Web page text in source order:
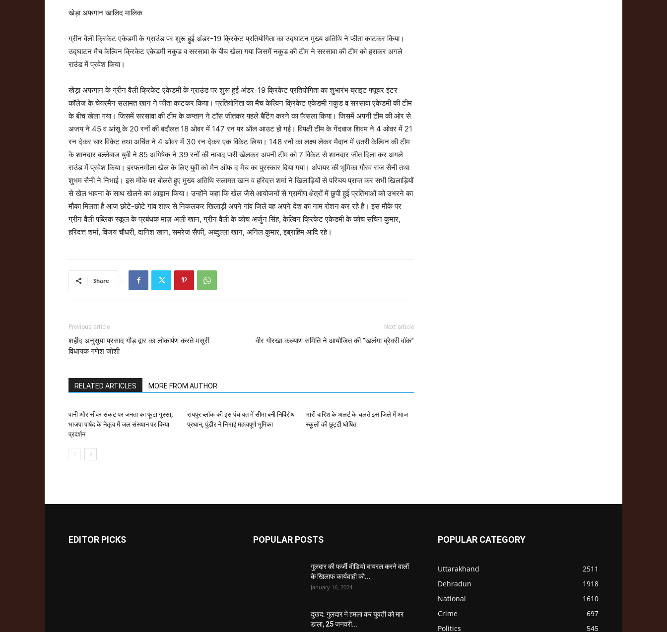
खेड़ा अफगान खालिद मालिक
ग्रीन वैली क्रिकेट एकेडमी के ग्राउंड पर शुरू हुई अंडर-19 क्रिकेट प्रतियोगिता का उद्घाटन मुख्य अतिथि ने फीता काटकर किया।
उद्घाटन मैच केल्विन क्रिकेट एकेडमी नकुड व सरसावा के बीच खेला गया जिसमें नकुड की टीम ने सरसावा की टीम को हराकर अगले
राउंड में प्रवेश किया।
खेड़ा अफगान के ग्रीन वैली क्रिकेट एकेडमी के ग्राउंड पर शुरू हुई अंडर-19 क्रिकेट प्रतियोगिता का शुभारंभ ब्राइट फ्यूचर इंटर
कॉलेज के चेयरमैन सलामत खान ने फीता काटकर किया। प्रतियोगिता का मैच केल्विन क्रिकेट एकेडमी नकुड व सरसावा एकेडमी की टीम
के बीच खेला गया। जिसमें सरसावा की टीम के कप्तान ने टॉस जीतकर पहले बैटिंग करने का फैसला किया। जिसमें अपनी टीम की ओर से
अजय ने 45 व आंसू के 20 रनों की बदौलत 18 ओवर में 147 रन पर ऑल आउट हो गई। विपक्षी टीम के गेंदबाज शिवम ने 4 ओवर में 21
रन देकर चार विकेट तथा अर्चित ने 4 ओवर में 30 रन देकर एक विकेट लिया। 148 रनों का लक्ष्य लेकर मैदान में उतरी केल्विन की टीम
के शानदार बल्लेबाज युवी ने 85 अभिषेक ने 39 रनों की नाबाद पारी खेलकर अपनी टीम को 7 विकेट से शानदार जीत दिला कर अगले
राउंड में प्रवेश किया। हरफनमौला खेल के लिए युवी को मैन ऑफ द मैच का पुरस्कार दिया गया। अंपायर की भूमिका गौरव राज सैनी तथा
शुभम सैनी ने निभाई। इस मौके पर बोलते हुए मुख्य अतिथि सलामत खान व हरिदत्त शर्मा ने खिलाड़ियों से परिचय प्राप्त कर सभी खिलाड़ियों
से खेल भावना के साथ खेलने का आह्वान किया। उन्होंने कहा कि खेल जैसे आयोजनों से ग्रामीण क्षेत्रों में छुपी हुई प्रतिभाओं को उभरने का
मौका मिलता है आज छोटे-छोटे गांव शहर से निकलकर खिलाड़ी अपने गांव जिले वह अपने देश का नाम रोशन कर रहे हैं। इस मौके पर
ग्रीन वैली पब्लिक स्कूल के प्रबंधक माज़ अली खान, ग्रीन वैली के कोच अर्जुन सिंह, केल्विन क्रिकेट एकेडमी के कोच सचिन कुमार,
हरिदत्त शर्मा, विजय चौधरी, दानिश खान, समरेज सैफी, अब्दुल्ला खान, अनिल कुमार, इब्राहिम आदि रहे।
Share
Previous article
शहीद अनुसूया प्रसाद गौड़ द्वार का लोकार्पण करते मसूरी
विधायक गणेश जोशी
Next article
वीर गोरखा कल्याण समिति ने आयोजित की ‘‘खलंगा ब्रेवरी वॉक’’
RELATED ARTICLES MORE FROM AUTHOR
पानी और सीवर संकट पर जनता का फूटा गुस्सा,
भाजपा पार्षद के नेतृत्व में जल संस्थान पर किया
प्रदर्शन
रायपुर ब्लॉक की इस पंचायत में सीमा बनी निर्विरोध
प्रधान, पुंडीर ने निभाई महत्वपूर्ण भूमिका
भारी बारिश के अलर्ट के चलते इस जिले में आज
स्कूलों की छुट्टी घोषित
EDITOR PICKS POPULAR POSTS
गुलदार की फर्जी वीडियो वायरल करने वालों
के खिलाफ कार्यवाही को...
January 16, 2024
दुखद: गुलदार ने हमला कर युवती को मार
डाला, 25 जनवरी...
POPULAR CATEGORY
Uttarakhand
2511
Dehradun
1918
National
1610
Crime
697
Politics
545